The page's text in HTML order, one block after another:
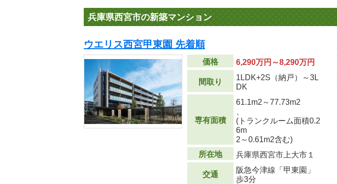
兵庫県西宮市の新築マンション
ウエリス西宮甲東園 先着順
価格 6,290万円～8,290万円
間取り
1LDK+2S（納戸）～3L
DK
専有面積
61.1m2 ～77.73m2
(トランクルーム面積0.2
6m
2 ～0.61m2含む)
所在地
兵庫県西宮市上大市１
交通
阪急今津線「甲東園」
歩3分